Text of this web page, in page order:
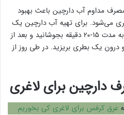
مداوم آب دارچین باعث بهبود
می‌شود. برای تهیه آب دارچین یک
چوب دارچین را به همراه آب به مدت ۱۵-۲۰ دقیقه بجوشانید و بعد از
درون یک بطری بریزید. در طی روز از
دارچین برای لاغری
عرق کرفس برای لاغری کی بخوریم